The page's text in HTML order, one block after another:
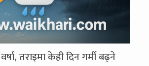
तराइमा केही दिन गर्मी बढ्ने